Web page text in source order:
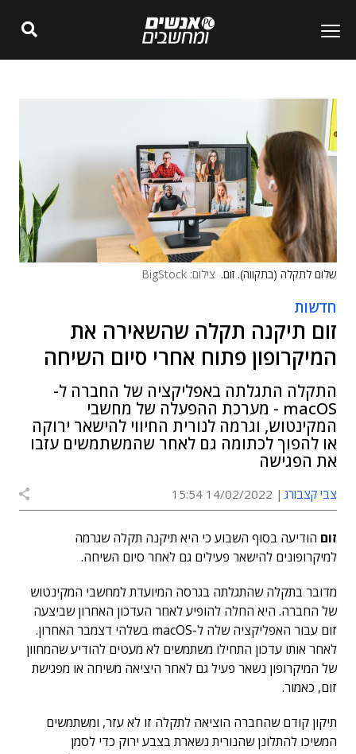
שלום לתקלה (בתקווה). זום. צילום: BigStock
חדשות
זום תיקנה תקלה שהשאירה את
המיקרופון פתוח אחרי סיום השיחה
התקלה התגלתה באפליקציה של החברה ל-
macOS - מערכת ההפעלה של מחשבי
המקינטוש, וגרמה לנורית החיווי להישאר ירוקה
או להפוך לכתומה גם לאחר שהמשתמשים עזבו
את הפגישה
צבי קצבורג 14/02/2022 15:54
זום הודיעה בסוף השבוע כי היא תיקנה תקלה שגרמה
למיקרופונים להישאר פעילים גם לאחר סיום השיחה.
מדובר בתקלה שהתגלתה בגרסה המיועדת למחשבי המקינטוש
של החברה. היא החלה להופיע לאחר העדכון האחרון שביצעה
זום עבור האפליקציה שלה ל-macOS בשלהי דצמבר האחרון.
לאחר אותו עדכון התחילו משתמשים לא מעטים להודיע שהמחוון
של המיקרופון נשאר פעיל גם לאחר היציאה משיחה או מפגישת
זום, כאמור.
תיקון קודם שהחברה הוציאה לתקלה זו לא עזר, ומשתמשים
המשיכו להתלונן שהנורית נשארת בצבע ירוק כדי לסמן